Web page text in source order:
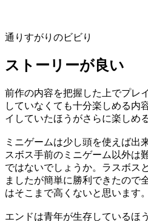
通りすがりのビビり
ストーリーが良い
前作の内容を把握した上でプレ
していなくても十分楽しめる内
イしていたほうがさらに楽しめ
ミニゲームは少し頭を使えば出
スボス手前のミニゲーム以外は
ではないでしょうか。ラスボス
ましたが簡単に勝利できたので
はそこまで高くないと思います。
エンドは青年が生存しているほ